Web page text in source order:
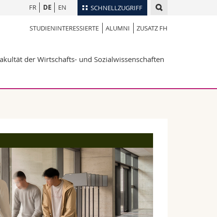
SCHNELLZUGRIFF
Personenverzeichnis
Bibliotheken
Vorlesungsverzeichnis
FR DE EN
STUDIENINTERESSIERTE ALUMNI ZUSATZ FH
der Wirtschafts- und Sozialwissenschaften